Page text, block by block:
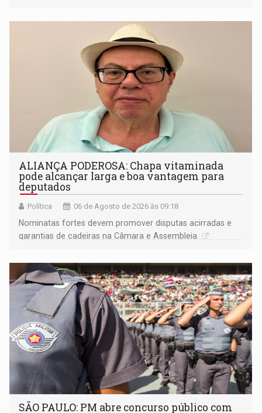
ALIANÇA PODEROSA: Chapa vitaminada
pode alcançar larga e boa vantagem para
deputados
Política 06 de Agosto de 2026 às 09:18
Nominatas fortes devem promover disputas acirradas e
garantias de cadeiras na Câmara e Assembleia
SÃO PAULO: PM abre concurso público com